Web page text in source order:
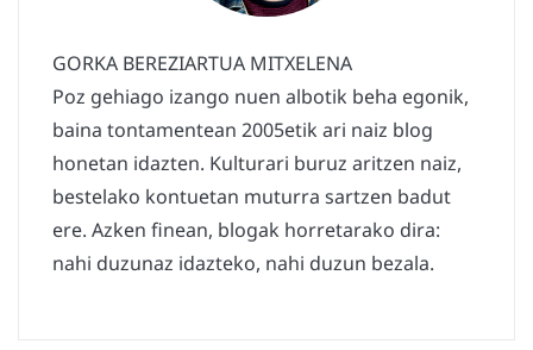
GORKA BEREZIARTUA MITXELENA
Poz gehiago izango nuen albotik beha egonik,
baina tontamentean 2005etik ari naiz blog
honetan idazten. Kulturari buruz aritzen naiz,
bestelako kontuetan muturra sartzen badut
ere. Azken finean, blogak horretarako dira:
nahi duzunaz idazteko, nahi duzun bezala.